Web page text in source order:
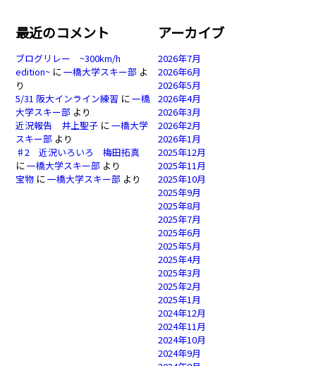
最近のコメント
ブログリレー ~300km/h
edition~ に一橋大学スキー部 よ
り
5/31 阪大インライン練習 に一橋
大学スキー部 より
近況報告 井上聖子 に一橋大学
スキー部 より
♯2 近況いろいろ 梅田拓真
に一橋大学スキー部 より
宝物 に一橋大学スキー部 より
アーカイブ
2026年7月
2026年6月
2026年5月
2026年4月
2026年3月
2026年2月
2026年1月
2025年12月
2025年11月
2025年10月
2025年9月
2025年8月
2025年7月
2025年6月
2025年5月
2025年4月
2025年3月
2025年2月
2025年1月
2024年12月
2024年11月
2024年10月
2024年9月